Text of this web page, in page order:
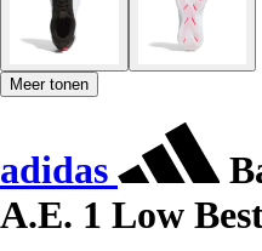
Meer tonen
adidas
A.E. 1 Low